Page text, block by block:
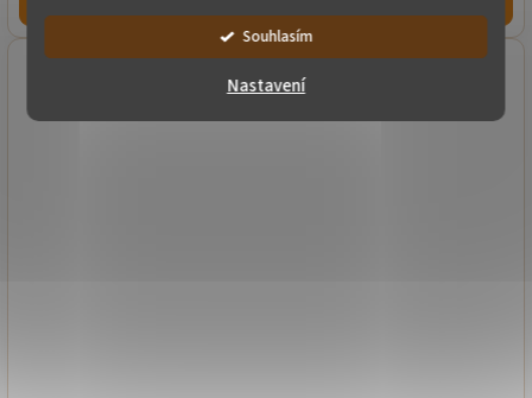
Souhlasím
Nastavení